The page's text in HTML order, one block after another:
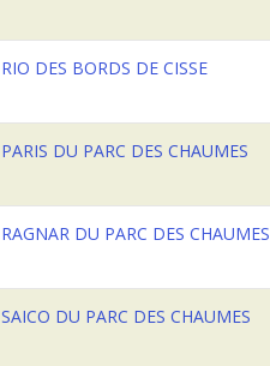
RIO DES BORDS DE CISSE
PARIS DU PARC DES CHAUMES
RAGNAR DU PARC DES CHAUMES
SAICO DU PARC DES CHAUMES